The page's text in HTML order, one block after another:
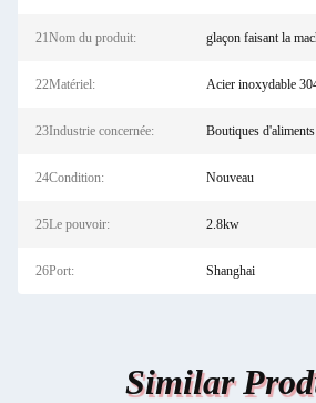
21Nom du produit: glaçon faisant la
22Matériel: Acier inoxydable
23Industrie concernée: Boutiques
24Condition: Nouveau
25Le pouvoir: 2.8kw
26Port: Shanghai
Similar